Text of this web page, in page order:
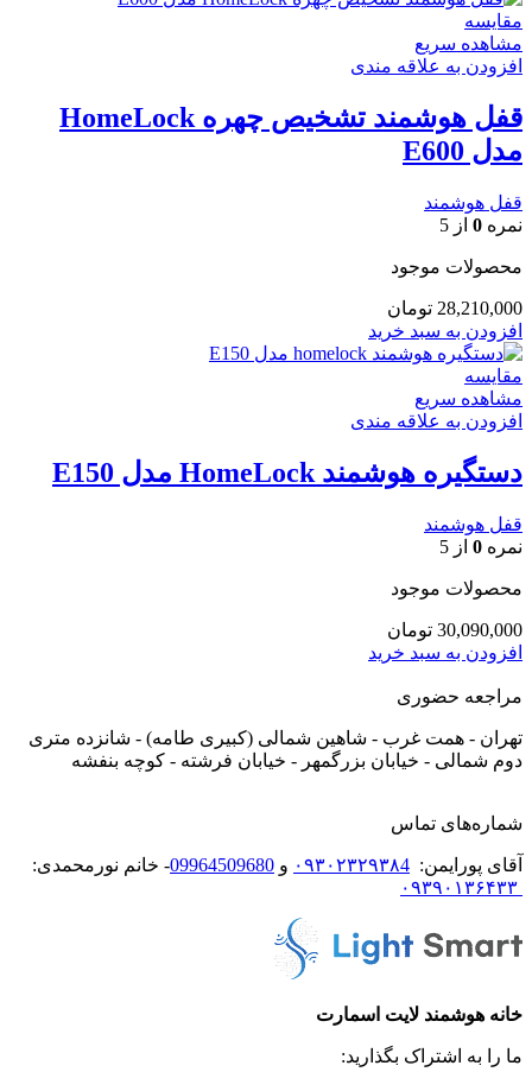
مقایسه
مشاهده سریع
افزودن به علاقه مندی
قفل هوشمند تشخیص چهره HomeLock
مدل E600
قفل هوشمند
نمره 0 از 5
محصولات موجود
28,210,000 تومان
افزودن به سبد خرید
مقایسه
مشاهده سریع
افزودن به علاقه مندی
دستگیره هوشمند HomeLock مدل E150
قفل هوشمند
نمره 0 از 5
محصولات موجود
30,090,000 تومان
افزودن به سبد خرید
مراجعه حضوری
تهران - همت غرب - شاهین شمالی (کبیری طامه) - شانزده متری
دوم شمالی - خیابان بزرگمهر - خیابان فرشته - کوچه بنفشه
شماره‌های تماس
آقای پورایمن: ۰۹۳۰۲۳۲۹۳۸4 و 09964509680- خانم نورمحمدی:
خانه هوشمند لایت اسمارت
ما را به اشتراک بگذارید: